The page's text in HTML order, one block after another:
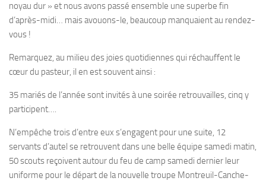
noyau dur » et nous avons passé ensemble une superbe fin
d’après-midi… mais avouons-le, beaucoup manquaient au rendez-
vous !
Remarquez, au milieu des joies quotidiennes qui réchauffent le
cœur du pasteur, il en est souvent ainsi :
35 mariés de l’année sont invités à une soirée retrouvailles, cinq y
participent….
N’empêche trois d’entre eux s’engagent pour une suite, 12
servants d’autel se retrouvent dans une belle équipe samedi matin,
50 scouts reçoivent autour du feu de camp samedi dernier leur
uniforme pour le départ de la nouvelle troupe Montreuil-Canche-